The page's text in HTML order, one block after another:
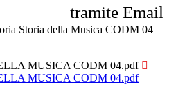
tramite Email
Storia della Musica CODM 04
MUSICA CODM 04.pdf
MUSICA CODM 04.pdf